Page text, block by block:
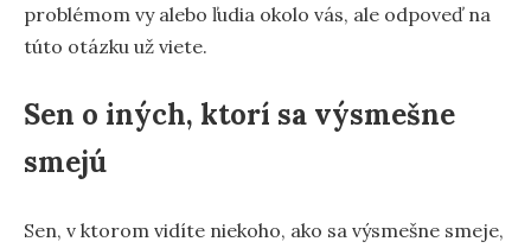
problémom vy alebo ľudia okolo vás, ale odpoveď na
túto otázku už viete.
Sen o iných, ktorí sa výsmešne
smejú
Sen, v ktorom vidíte niekoho, ako sa výsmešne smeje,